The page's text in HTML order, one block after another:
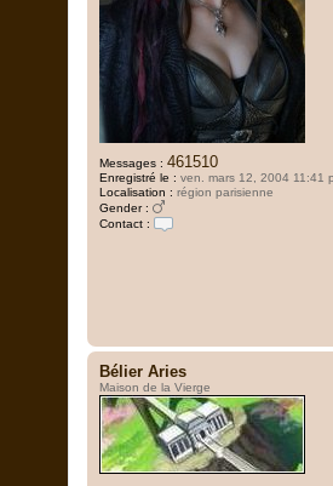
Messages : 461510
Enregistré le : ven. mars 12, 2004 11:41
Localisation : région parisienne
Gender :
Contact :
r
p
h
o
e
n
l
x
Bélier Aries
Maison de la Vierge